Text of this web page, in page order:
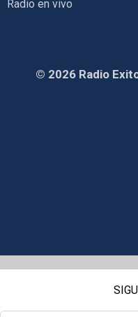
Radio en vivo
© 2026 Radio